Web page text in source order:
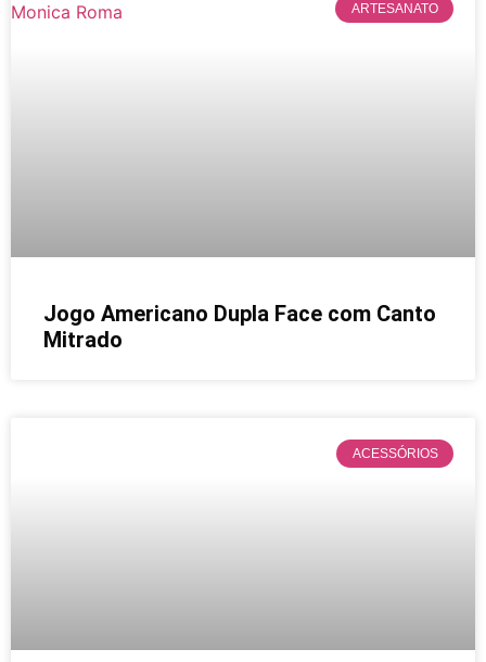
ARTESANATO
Jogo Americano Dupla Face com Canto
Mitrado
ACESSÓRIOS